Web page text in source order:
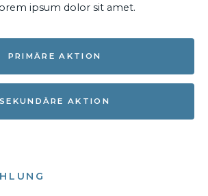
ipsum dolor sit amet.
PRIMÄRE AKTION
SEKUNDÄRE AKTION